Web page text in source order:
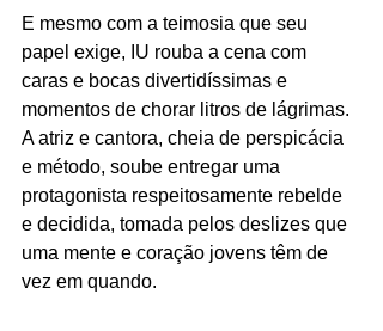
E mesmo com a teimosia que seu
papel exige, IU rouba a cena com
caras e bocas divertidíssimas e
momentos de chorar litros de lágrimas.
A atriz e cantora, cheia de perspicácia
e método, soube entregar uma
protagonista respeitosamente rebelde
e decidida, tomada pelos deslizes que
uma mente e coração jovens têm de
vez em quando.